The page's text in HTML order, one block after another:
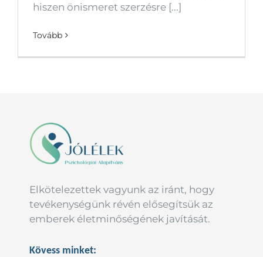
hiszen önismeret szerzésre [...]
Tovább
Elkötelezettek vagyunk az iránt, hogy
tevékenységünk révén elősegítsük az
emberek életminőségének javítását.
Kövess minket: